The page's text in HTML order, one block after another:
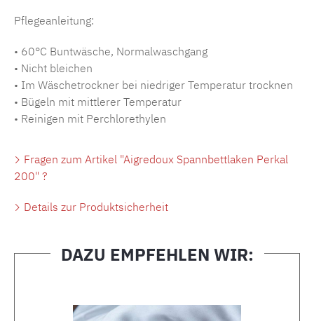
Pflegeanleitung:
• 60°C Buntwäsche, Normalwaschgang
• Nicht bleichen
• Im Wäschetrockner bei niedriger Temperatur trocknen
• Bügeln mit mittlerer Temperatur
• Reinigen mit Perchlorethylen
Fragen zum Artikel "Aigredoux Spannbettlaken Perkal
200" ?
Details zur Produktsicherheit
DAZU EMPFEHLEN WIR: